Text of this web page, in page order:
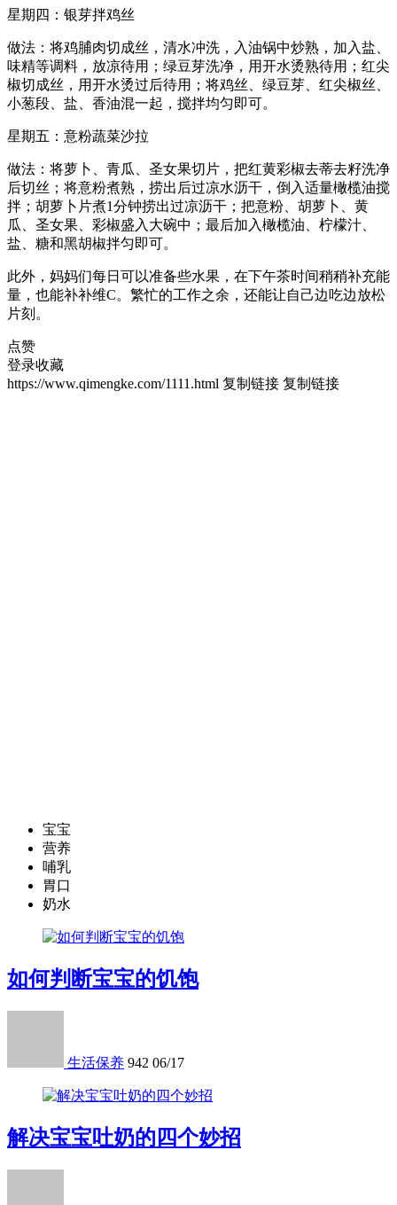
星期四：银芽拌鸡丝
做法：将鸡脯肉切成丝，清水冲洗，入油锅中炒熟，加入盐、
味精等调料，放凉待用；绿豆芽洗净，用开水烫熟待用；红尖
椒切成丝，用开水烫过后待用；将鸡丝、绿豆芽、红尖椒丝、
小葱段、盐、香油混一起，搅拌均匀即可。
星期五：意粉蔬菜沙拉
做法：将萝卜、青瓜、圣女果切片，把红黄彩椒去蒂去籽洗净
后切丝；将意粉煮熟，捞出后过凉水沥干，倒入适量橄榄油搅
拌；胡萝卜片煮1分钟捞出过凉沥干；把意粉、胡萝卜、黄
瓜、圣女果、彩椒盛入大碗中；最后加入橄榄油、柠檬汁、
盐、糖和黑胡椒拌匀即可。
此外，妈妈们每日可以准备些水果，在下午茶时间稍稍补充能
量，也能补补维C。繁忙的工作之余，还能让自己边吃边放松
片刻。
点赞
登录收藏
https://www.qimengke.com/1111.html 复制链接 复制链接
宝宝
营养
哺乳
胃口
奶水
如何判断宝宝的饥饱
生活保养 942 06/17
解决宝宝吐奶的四个妙招